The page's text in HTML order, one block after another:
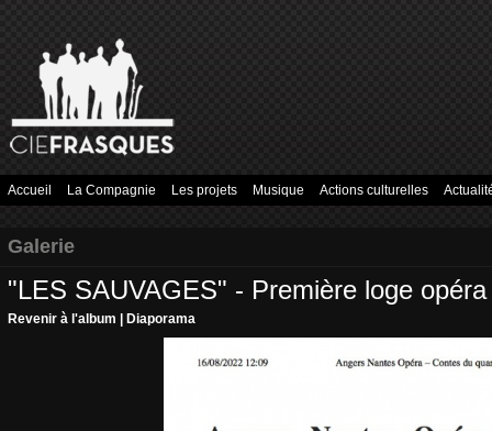
Accueil La Compagnie Les projets Musique Actions culturelles
Galerie
"LES SAUVAGES" - Première loge opéra
Revenir à l'album Diaporama